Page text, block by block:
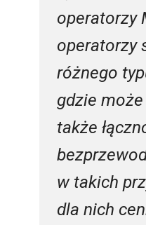
operatorzy
operatorzy
różnego
gdzie
także
w takich
dla nich